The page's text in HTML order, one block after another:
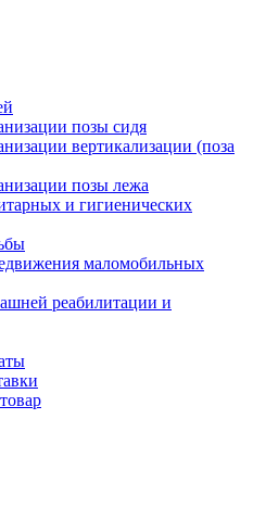
позы сидя
вертикализации (поза
позы лежа
и гигиенических
маломобильных
реабилитации и